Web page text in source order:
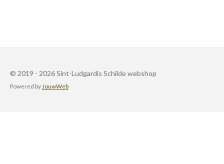
© 2019 - 2026 Sint-Ludgardis Schilde webshop
Powered by JouwWeb